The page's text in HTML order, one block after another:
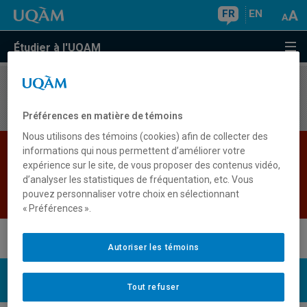
FR EN
Étudier à l'UQAM
Aucun résultat
Les bases de données institutionnelles sont
indisponibles pour le moment. Veuillez
réessayer plus tard.
Retour
UQAM
Préférences en matière de témoins
Nous utilisons des témoins (cookies) afin de collecter des
informations qui nous permettent d’améliorer votre
expérience sur le site, de vous proposer des contenus vidéo,
d’analyser les statistiques de fréquentation, etc. Vous
pouvez personnaliser votre choix en sélectionnant
« Préférences ».
Tout refuser
Autoriser les témoins